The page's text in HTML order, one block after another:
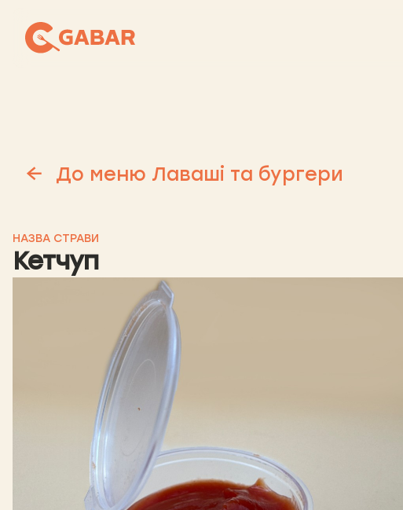
До меню Лаваші та бургери
НАЗВА СТРАВИ
Кетчуп